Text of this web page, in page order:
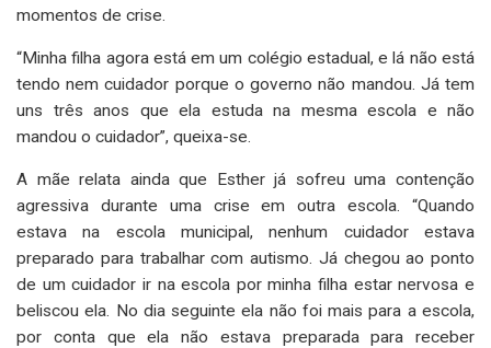
momentos de crise.
“Minha filha agora está em um colégio estadual, e lá não está
tendo nem cuidador porque o governo não mandou. Já tem
uns três anos que ela estuda na mesma escola e não
mandou o cuidador”, queixa-se.
A mãe relata ainda que Esther já sofreu uma contenção
agressiva durante uma crise em outra escola. “Quando
estava na escola municipal, nenhum cuidador estava
preparado para trabalhar com autismo. Já chegou ao ponto
de um cuidador ir na escola por minha filha estar nervosa e
beliscou ela. No dia seguinte ela não foi mais para a escola,
por conta que ela não estava preparada para receber